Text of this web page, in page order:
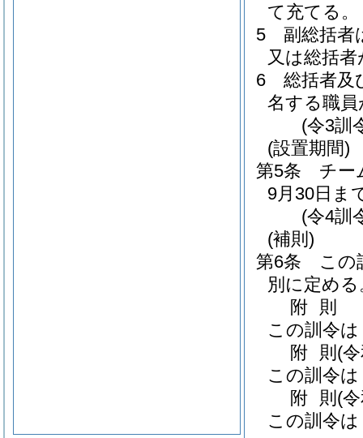
て充てる。
5
副総括者
又は総括
6
総括者及
名する職
(令3訓
(設置期間)
第5条
チー
9月30日ま
(令4訓
(補則)
第6条
この
別に定める
附 則
この訓令
附 則 (
この訓令
附 則 (
この訓令